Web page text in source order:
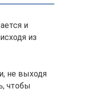
и
из
не выходя
чтобы